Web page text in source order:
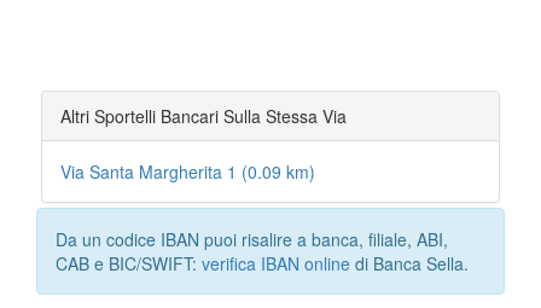
Altri Sportelli Bancari Sulla Stessa Via
Via Santa Margherita 1 (0.09 km)
Da un codice IBAN puoi risalire a banca, filiale, ABI,
CAB e BIC/SWIFT: verifica IBAN online di Banca Sella.